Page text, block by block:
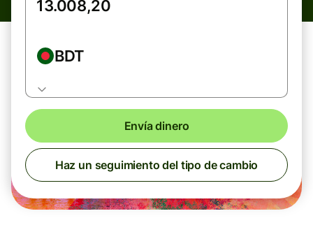
BDT
Envía dinero
Haz un seguimiento del tipo de cambio